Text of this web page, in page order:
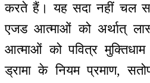
करते हैं। यह सदा नहीं चल
एजड आत्माओं को अर्थात्
आत्माओं को पवित्र
ड्रामा के नियम प्रमाण,